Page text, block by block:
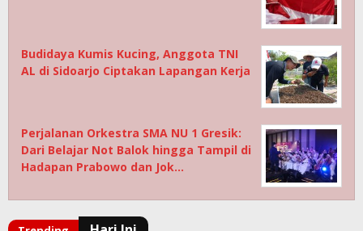
Budidaya Kumis Kucing, Anggota TNI
AL di Sidoarjo Ciptakan Lapangan Kerja
Perjalanan Orkestra SMA NU 1 Gresik:
Dari Belajar Not Balok hingga Tampil di
Hadapan Prabowo dan Jok…